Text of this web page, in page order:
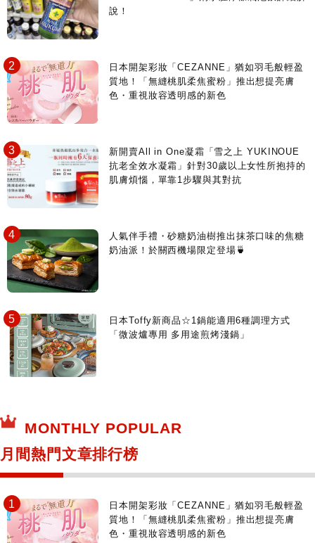
說！
日本開架彩妝「CEZANNE」猶如羽毛般輕盈
質地！「無縫桃肌柔焦蜜粉」推出想提亮膚
色・重視妝容透明感的新色
新開賣All in One凝霜「雪之上 YUKINOUE
抗老全效水凝霜」針對30歲以上女性所抱持的
肌膚煩惱，單靠1步驟與其對抗
人氣伴手禮・砂糖奶油樹推出抹茶口味的焦糖
奶油派！於關西機場限定登場🍵
日本Toffy新商品☆1鍋能適用6種調理方式
「微波爐專用 多用途煎烤淺鍋」
MONTHLY POPULAR
月間熱門文章排行榜
日本開架彩妝「CEZANNE」猶如羽毛般輕盈
質地！「無縫桃肌柔焦蜜粉」推出想提亮膚
色・重視妝容透明感的新色